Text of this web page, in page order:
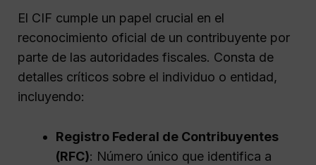
El CIF cumple un papel crucial en el
reconocimiento oficial de un contribuyente por
parte de las autoridades fiscales. Consta de
detalles críticos sobre el individuo o entidad,
incluyendo:
Registro Federal de Contribuyentes
(RFC): Número único que identifica a